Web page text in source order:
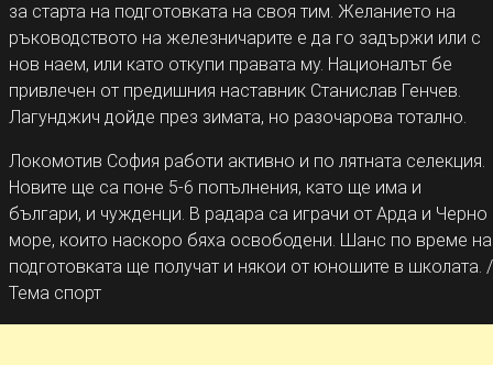
за старта на подготовката на своя тим. Желанието на
ръководството на железничарите е да го задържи или с
нов наем, или като откупи правата му. Националът бе
привлечен от предишния наставник Станислав Генчев.
Лагунджич дойде през зимата, но разочарова тотално.
Локомотив София работи активно и по лятната селекция.
Новите ще са поне 5-6 попълнения, като ще има и
българи, и чужденци. В радара са играчи от Арда и Черно
море, които наскоро бяха освободени. Шанс по време на
подготовката ще получат и някои от юношите в школата. /
Тема спорт